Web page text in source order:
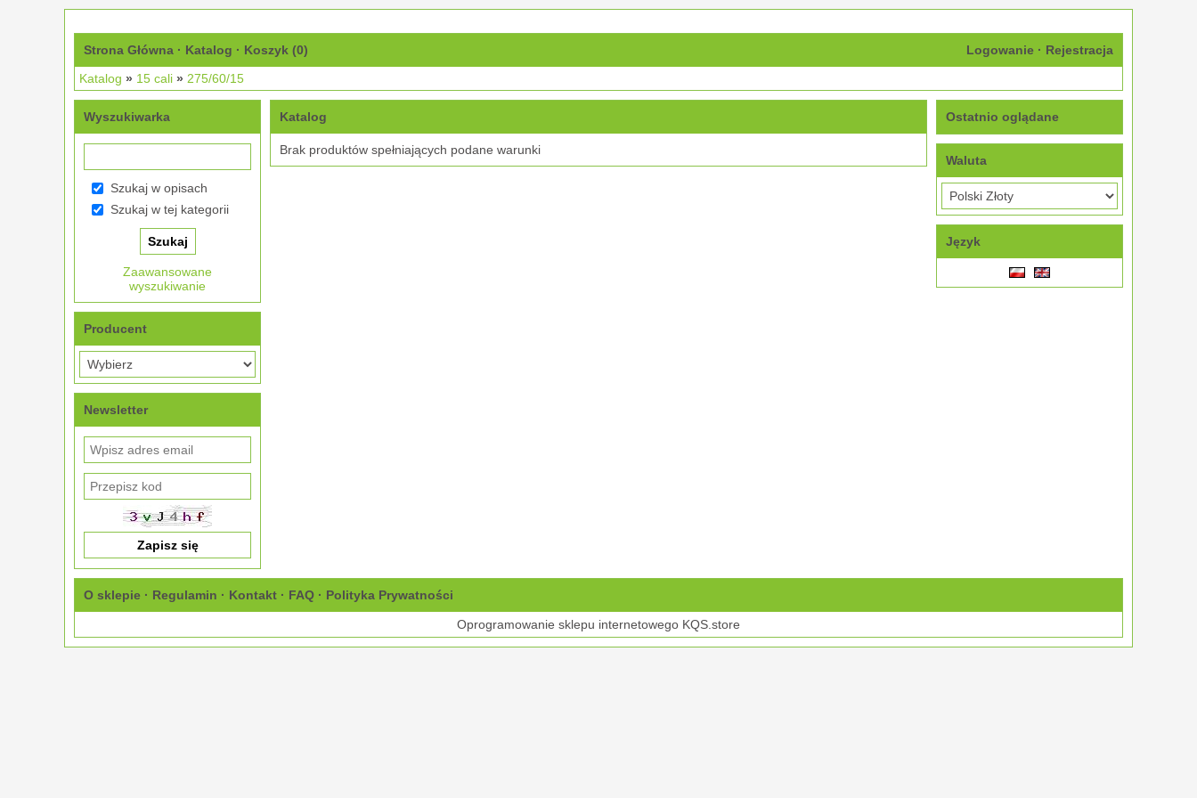
Strona Główna · Katalog · Koszyk (0) Logowanie · Rejestracja
Katalog » 15 cali » 275/60/15
Wyszukiwarka
Szukaj w opisach
Szukaj w tej kategorii
Zaawansowane
wyszukiwanie
Producent
Newsletter
Katalog
Brak produktów spełniających podane warunki
Ostatnio oglądane
Waluta
Język
O sklepie · Regulamin · Kontakt · FAQ · Polityka Prywatności
Oprogramowanie sklepu internetowego KQS.store